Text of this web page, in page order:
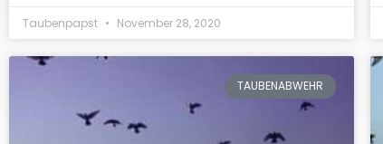
Taubenpapst November 28, 2020
TAUBENABWEHR